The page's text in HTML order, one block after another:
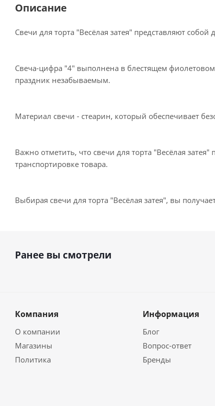
Описание
Свечи для торта "Весёлая затея" представляют
Свеча-цифра "4" выполнена в блестящем
праздник незабываемым.
Материал свечи - стеарин, который обеспечивает
Важно отметить, что свечи для торта "Весёлая
транспортировке товара.
Выбирая свечи для торта "Весёлая затея", вы
Ранее вы смотрели
Компания
О компании
Магазины
Политика
Информация
Блог
Вопрос-ответ
Бренды